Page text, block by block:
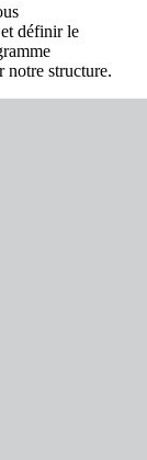
définir le
notre structure.